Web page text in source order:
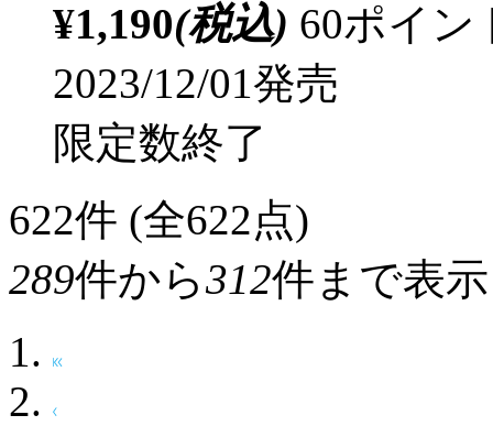
¥1,190(税込) 60ポイ
2023/12/01発売
限定数終了
622件 (全622点)
289件から312件まで表示